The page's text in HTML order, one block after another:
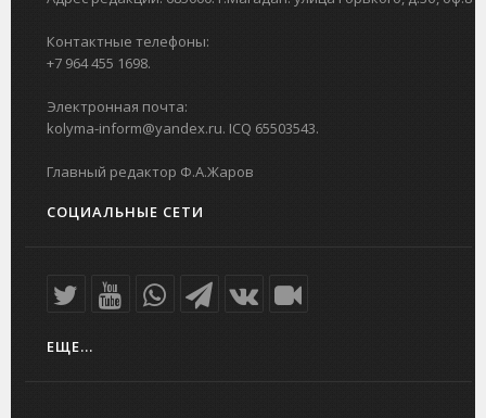
Контактные телефоны:
+7 964 455 1698.
Электронная почта:
kolyma-inform@yandex.ru. ICQ 65503543.
Главный редактор Ф.А.Жаров
СОЦИАЛЬНЫЕ СЕТИ
ЕЩЕ...